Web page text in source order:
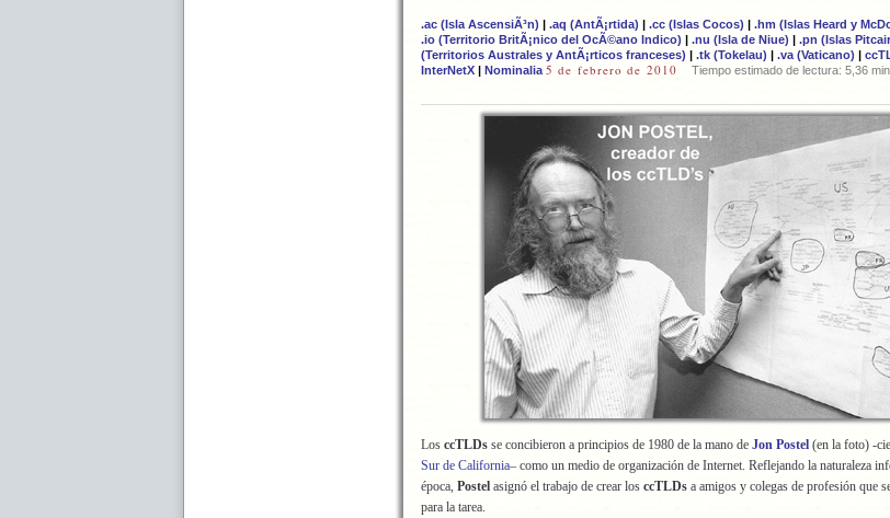
.ac (Isla AscensiÃ³n) | .aq (AntÃ¡rtida) | .cc (Islas Cocos) | .hm (Islas Heard y
.io (Territorio BritÃ¡nico del OcÃ©ano Indico) | .nu (Isla de Niue) | .pn (Islas
(Territorios Australes y AntÃ¡rticos franceses) | .tk (Tokelau) | .va (Vaticano) |
InterNetX | Nominalia 5 de febrero de 2010 Tiempo estimado de lectura: 5,36
Los ccTLDs se concibieron a principios de 1980 de la mano de Jon Postel (en la foto) -
Sur de California– como un medio de organización de Internet. Reflejando la naturaleza
época, Postel asignó el trabajo de crear los ccTLDs a amigos y colegas de profesión que
para la tarea.